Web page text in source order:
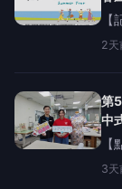
勞
度
2天
第
中
於
3天